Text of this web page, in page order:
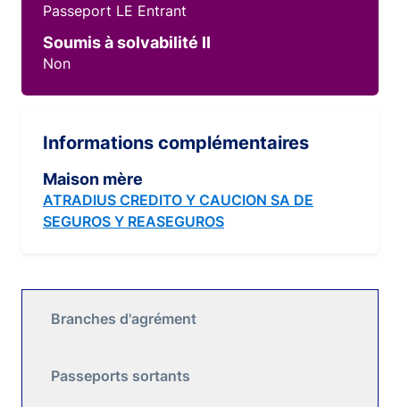
Passeport LE Entrant
Soumis à solvabilité II
Non
Informations complémentaires
Maison mère
ATRADIUS CREDITO Y CAUCION SA DE
SEGUROS Y REASEGUROS
Branches d'agrément
Passeports sortants